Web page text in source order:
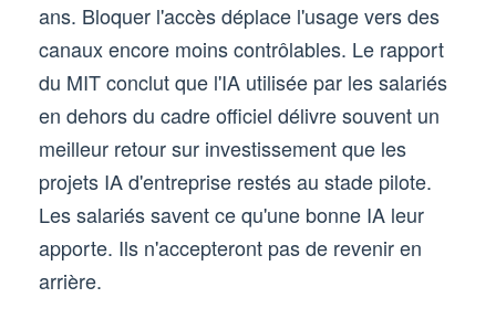
ans. Bloquer l'accès déplace l'usage vers des
canaux encore moins contrôlables. Le rapport
du MIT conclut que l'IA utilisée par les salariés
en dehors du cadre officiel délivre souvent un
meilleur retour sur investissement que les
projets IA d'entreprise restés au stade pilote.
Les salariés savent ce qu'une bonne IA leur
apporte. Ils n'accepteront pas de revenir en
arrière.